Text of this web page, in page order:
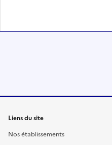
Liens du site
Nos établissements